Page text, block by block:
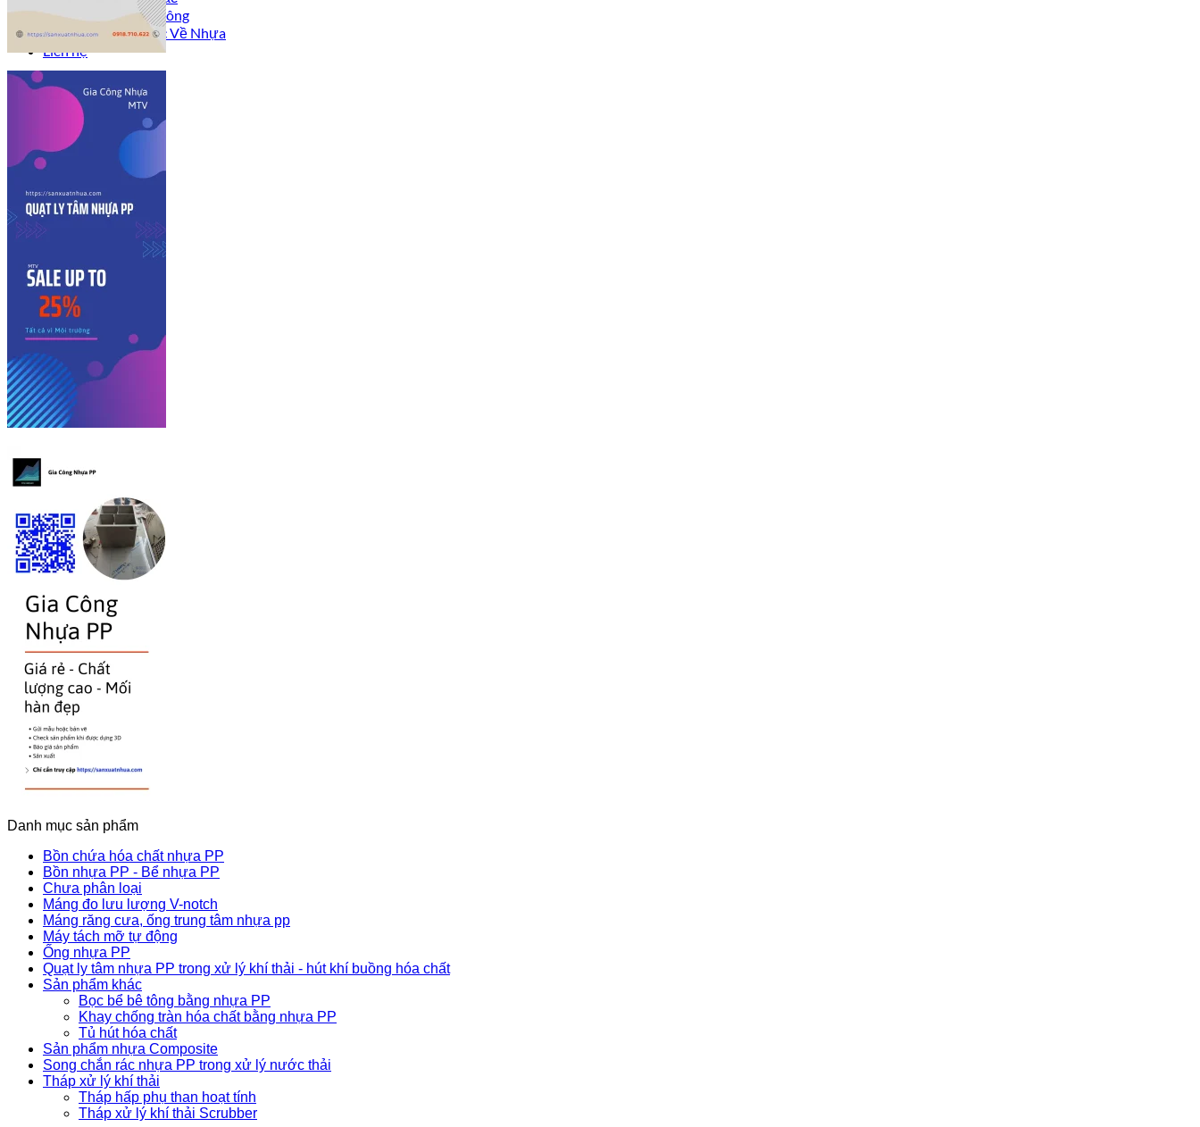
Công Trình Đã Thi Công
Tư Vấn – Kiến Thức Về Nhựa
Liên hệ
Sign Up
Join
Danh mục sản phẩm
Bồn chứa hóa chất nhựa PP
Bồn nhựa PP - Bể nhựa PP
Chưa phân loại
Máng đo lưu lượng V-notch
Máng răng cưa, ống trung tâm nhựa pp
Máy tách mỡ tự động
Ống nhựa PP
Quạt ly tâm nhựa PP trong xử lý khí thải - hút khí buồng hóa chất
Sản phẩm khác
Bọc bể bê tông bằng nhựa PP
Khay chống tràn hóa chất bằng nhựa PP
Tủ hút hóa chất
Sản phẩm nhựa Composite
Song chắn rác nhựa PP trong xử lý nước thải
Tháp xử lý khí thải
Tháp hấp phụ than hoạt tính
Tháp xử lý khí thải Scrubber